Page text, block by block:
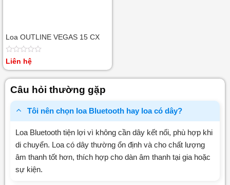
Loa OUTLINE VEGAS 15 CX
Được
0
sao
Liên hệ
Câu hỏi thường gặp
Tôi nên chọn loa Bluetooth hay loa có dây?
Loa Bluetooth tiện lợi vì không cần dây kết nối, phù hợp khi
di chuyển. Loa có dây thường ổn định và cho chất lượng
âm thanh tốt hơn, thích hợp cho dàn âm thanh tại gia hoặc
sự kiện.